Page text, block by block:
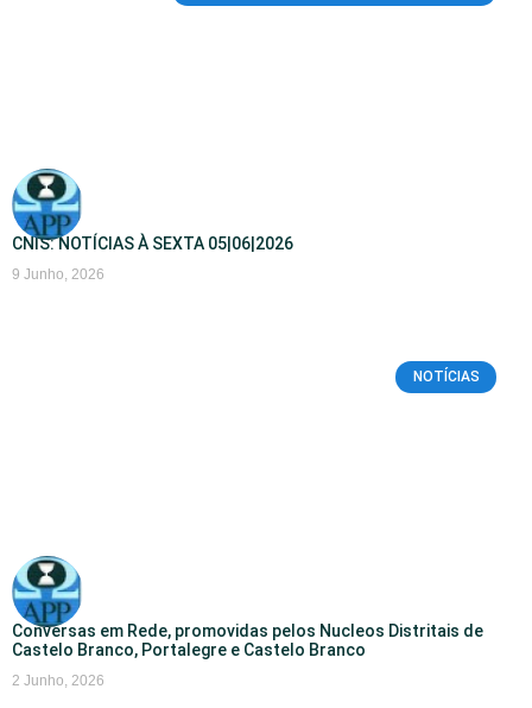
CNIS: NOTÍCIAS À SEXTA 05|06|2026
9 Junho, 2026
NOTÍCIAS
Conversas em Rede, promovidas pelos Nucleos Distritais de
Castelo Branco, Portalegre e Castelo Branco
2 Junho, 2026